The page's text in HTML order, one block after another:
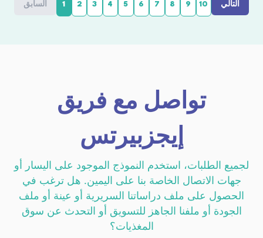
السابق 1 2 3 4 5 6 7 8 9 10 التالي
تواصل مع فريق
إيجزبيرتس
لجميع الطلبات، استخدم النموذج الموجود على اليسار أو
جهات الاتصال الخاصة بنا على اليمين. هل ترغب في
الحصول على ملف دراساتنا السريرية أو عينة أو ملف
الجودة أو ملفنا الجاهز للتسويق أو التحدث عن سوق
المغذيات؟